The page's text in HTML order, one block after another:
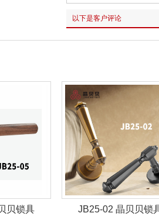
以下是客户评论
贝锁具 JB25-01 晶贝贝锁